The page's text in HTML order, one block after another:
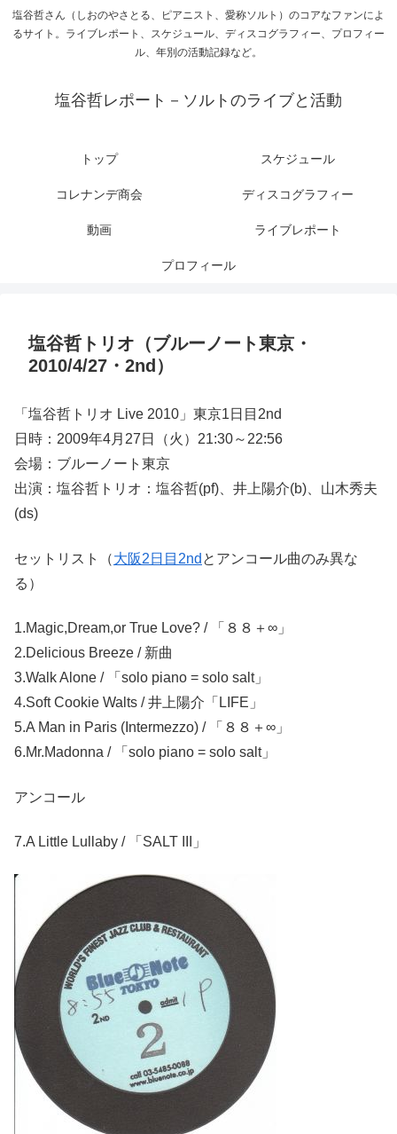
塩谷哲さん（しおのやさとる、ピアニスト、愛称ソルト）のコアなファンによ
るサイト。ライブレポート、スケジュール、ディスコグラフィー、プロフィー
ル、年別の活動記録など。
塩谷哲レポート－ソルトのライブと活動
トップ スケジュール
コレナンデ商会 ディスコグラフィー
動画 ライブレポート
プロフィール
塩谷哲トリオ（ブルーノート東京・
2010/4/27・2nd）
「塩谷哲トリオ Live 2010」東京1日目2nd
日時：2009年4月27日（火）21:30～22:56
会場：ブルーノート東京
出演：塩谷哲トリオ：塩谷哲(pf)、井上陽介(b)、山木秀夫
(ds)
セットリスト（大阪2日目2nd とアンコール曲のみ異な
る）
1.Magic,Dream,or True Love? / 「８８＋∞」
2.Delicious Breeze / 新曲
3.Walk Alone / 「solo piano = solo salt」
4.Soft Cookie Walts / 井上陽介「LIFE」
5.A Man in Paris (Intermezzo) / 「８８＋∞」
6.Mr.Madonna / 「solo piano = solo salt」
アンコール
7.A Little Lullaby / 「SALT III」